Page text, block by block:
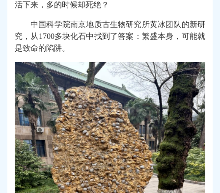
活下来，多的时候却死绝？
中国科学院南京地质古生物研究所黄冰团队的新研
究，从1700多块化石中找到了答案：繁盛本身，可能就
是致命的陷阱。